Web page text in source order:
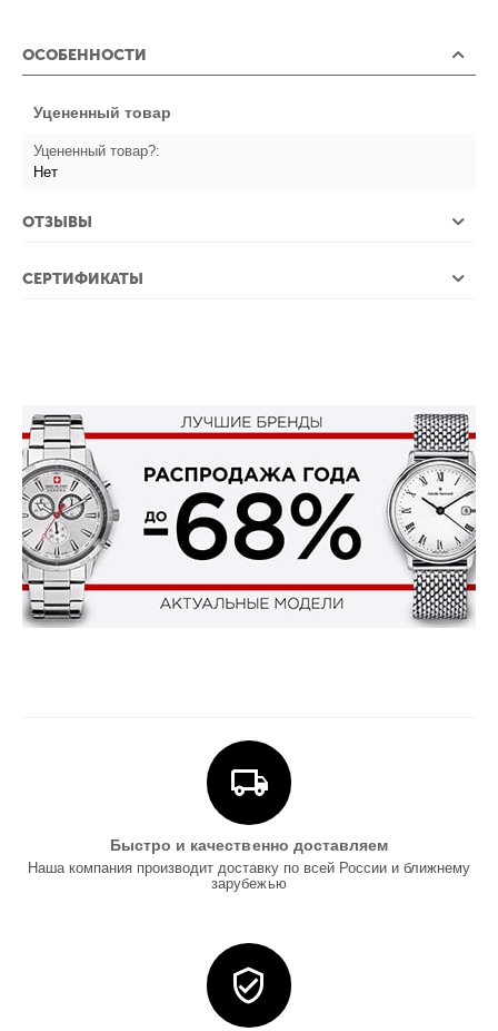
ОСОБЕННОСТИ
Уцененный товар
Уцененный товар?:
Нет
ОТЗЫВЫ
СЕРТИФИКАТЫ
Быстро и качественно доставляем
Наша компания производит доставку по всей России и ближнему
зарубежью